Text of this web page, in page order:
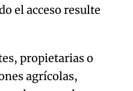
el acceso resulte
propietarias o
agrícolas,